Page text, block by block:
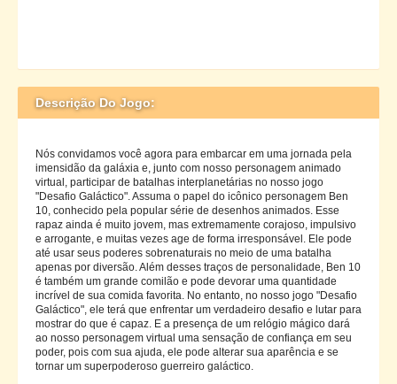
Descrição Do Jogo:
Nós convidamos você agora para embarcar em uma jornada pela
imensidão da galáxia e, junto com nosso personagem animado
virtual, participar de batalhas interplanetárias no nosso jogo
"Desafio Galáctico". Assuma o papel do icônico personagem Ben
10, conhecido pela popular série de desenhos animados. Esse
rapaz ainda é muito jovem, mas extremamente corajoso, impulsivo
e arrogante, e muitas vezes age de forma irresponsável. Ele pode
até usar seus poderes sobrenaturais no meio de uma batalha
apenas por diversão. Além desses traços de personalidade, Ben 10
é também um grande comilão e pode devorar uma quantidade
incrível de sua comida favorita. No entanto, no nosso jogo "Desafio
Galáctico", ele terá que enfrentar um verdadeiro desafio e lutar para
mostrar do que é capaz. E a presença de um relógio mágico dará
ao nosso personagem virtual uma sensação de confiança em seu
poder, pois com sua ajuda, ele pode alterar sua aparência e se
tornar um superpoderoso guerreiro galáctico.